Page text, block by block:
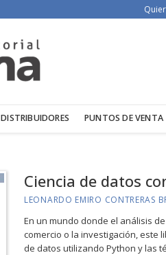
DISTRIBUIDORES PUNTOS DE VENTA
Ciencia de datos
LEONARDO EMIRO CONTRERAS
En un mundo donde el análisis
comercio o la investigación, este
de datos utilizando Python y las